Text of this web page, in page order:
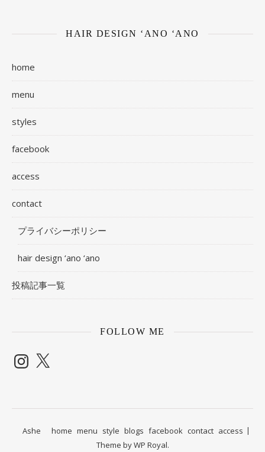
HAIR DESIGN ‘ANO ‘ANO
home
menu
styles
facebook
access
contact
プライバシーポリシー
hair design ‘ano ‘ano
投稿記事一覧
FOLLOW ME
Instagram
X
home menu style blogs facebook contact access
Ashe
Theme byWP Royal.